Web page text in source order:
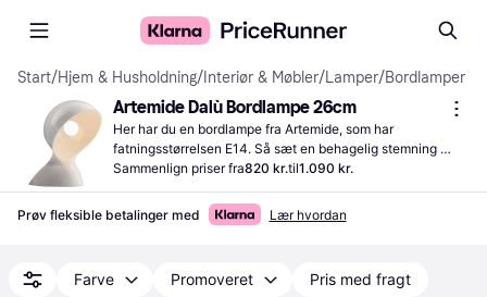
Start/Hjem & Husholdning/ Interiør & Møbler/Lamper/Bordlamper
Artemide Dalù Bordlampe 26cm
Her har du en bordlampe fra Artemide, som har
fatningsstørrelsen E14. Så sæt en behagelig stemning
derhjemme med den her belysning.
Sammenlign priser fra820 kr.til1.090 kr.
Prøv fleksible betalinger med Lær hvordan
Farve Promoveret Pris med fragt